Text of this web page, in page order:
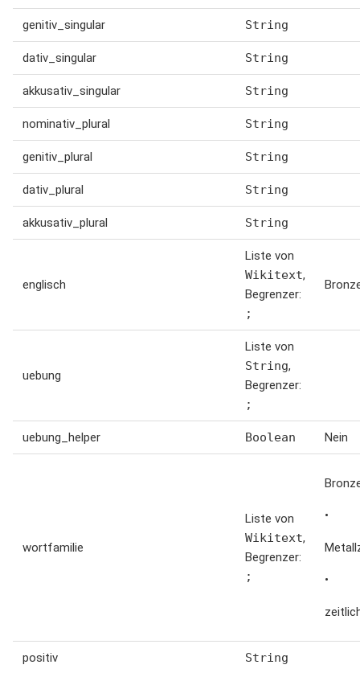
genitiv_singular String
dativ_singular String
akkusativ_singular String
nominativ_plural String
genitiv_plural String
dativ_plural String
akkusativ_plural String
englisch
Liste von
Wikitext,
Begrenzer:
;
uebung
Liste von
String,
Begrenzer:
;
uebung_helper Boolean Nein
wortfamilie
Liste von
Wikitext,
Begrenzer:
;
•
•
positiv String